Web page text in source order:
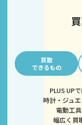
買取
できるもの
PLUS UP
時計・ジュ
電動工
幅広く買